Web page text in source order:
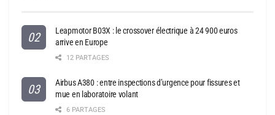
Leapmotor B03X : le crossover électrique à 24 900 euros
arrive en Europe
12 PARTAGES
Airbus A380 : entre inspections d’urgence pour fissures et
mue en laboratoire volant
6 PARTAGES